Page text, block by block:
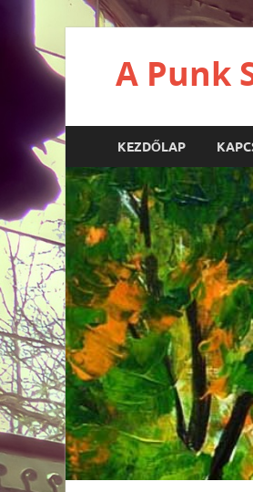
A Punk
KEZDŐLAP